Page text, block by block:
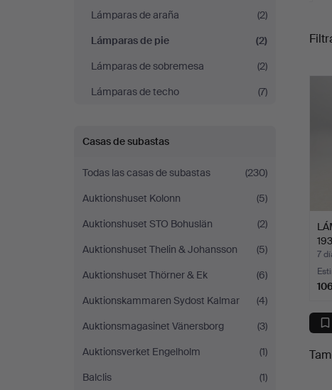
Crafoord
Auktioner
Malmö
Lámparas de araña
(2)
Lámparas de pie
(2)
Lámparas de sobremesa
(2)
Lámparas de techo
(7)
Casas de subastas
Todas las casas de subastas
(230)
Auktionshuset Kolonn
(5)
Auktionshuset STO Bohuslän
(2)
Auktionshuset Thelin & Johansson
(5)
Auktionshuset Thörner & Ek
(6)
Auktionskammaren Sydost Kalmar
(4)
Auktionsmagasinet Vänersborg
(3)
Auktionsverket Engelholm
(1)
Balclis
(1)
en
7